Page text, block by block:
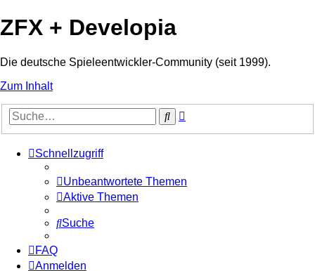
ZFX + Developia
Die deutsche Spieleentwickler-Community (seit 1999).
Zum Inhalt
Suche
Schnellzugriff
Unbeantwortete Themen
Aktive Themen
Suche
FAQ
Anmelden